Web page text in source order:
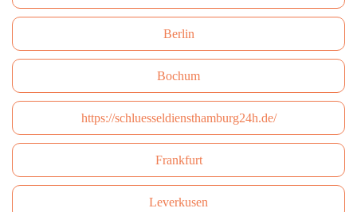
Berlin
Bochum
https://schluesseldiensthamburg24h.de/
Frankfurt
Leverkusen